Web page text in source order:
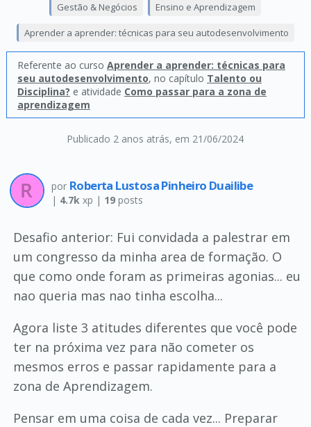
Publicado 2 anos atrás, em 21/06/2024
Gestão & Negócios Ensino e Aprendizagem
Aprender a aprender: técnicas para seu autodesenvolvimento
Referente ao curso Aprender a aprender: técnicas para
seu autodesenvolvimento, no capítulo Talento ou
Disciplina? e atividade Como passar para a zona de
aprendizagem
por Roberta Lustosa Pinheiro Duailibe
| 4.7kxp | 19posts
Desafio anterior: Fui convidada a palestrar em
um congresso da minha area de formação. O
que como onde foram as primeiras agonias... eu
nao queria mas nao tinha escolha...
Agora liste 3 atitudes diferentes que você pode
ter na próxima vez para não cometer os
mesmos erros e passar rapidamente para a
zona de Aprendizagem.
Pensar em uma coisa de cada vez... Preparar